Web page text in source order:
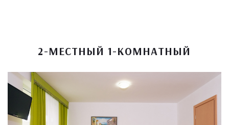
2-МЕСТНЫЙ 1-КОМНАТНЫЙ